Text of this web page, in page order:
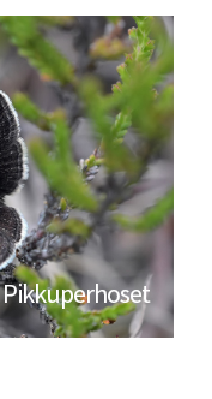
Pikkuperhoset